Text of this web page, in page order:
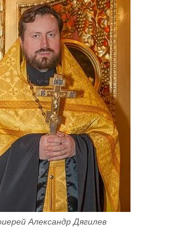
Александр Дягилев